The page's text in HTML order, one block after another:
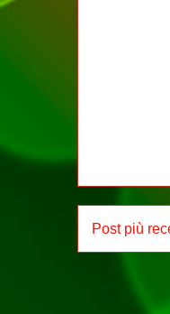
Post più